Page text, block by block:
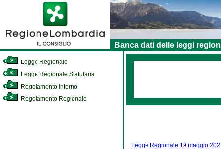
Banca dati delle leggi
Legge Regionale
Legge Regionale Statutaria
Regolamento Interno
Regolamento Regionale
Legge Regionale 19 maggio